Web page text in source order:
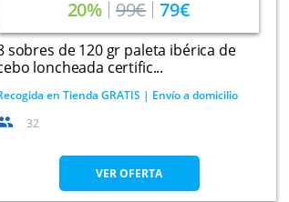
20% 99€ 79€
sobres de 120 gr paleta ibérica de
loncheada certific...
en Tienda GRATIS | Envío a domicilio
32
VER OFERTA